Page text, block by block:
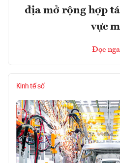
địa mở rộng hợp
vực
Đọc
Kinh tế số